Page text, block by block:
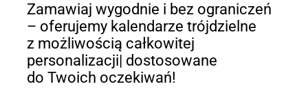
Zamawiaj wygodnie i bez ograniczeń
– oferujemy kalendarze trójdzielne
z możliwością całkowitej
personalizacji| dostosowane
do Twoich oczekiwań!